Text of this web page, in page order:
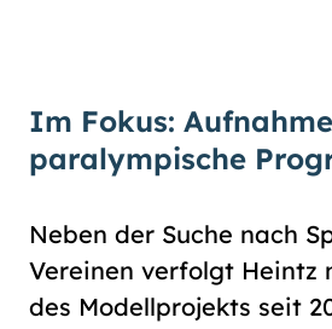
Im Fokus:
paralympische
Neben der Suche nach
Vereinen verfolgt Heintz
des Modellprojekts seit